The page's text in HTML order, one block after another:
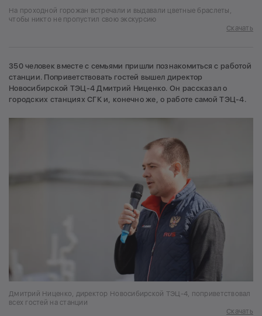
На проходной горожан встречали и выдавали цветные браслеты,
чтобы никто не пропустил свою экскурсию
Скачать
350 человек вместе с семьями пришли познакомиться с работой
станции. Поприветствовать гостей вышел директор
Новосибирской ТЭЦ-4 Дмитрий Ниценко. Он рассказал о
городских станциях СГК и, конечно же, о работе самой ТЭЦ-4.
Дмитрий Ниценко, директор Новосибирской ТЭЦ-4, поприветствовал
всех гостей на станции
Скачать